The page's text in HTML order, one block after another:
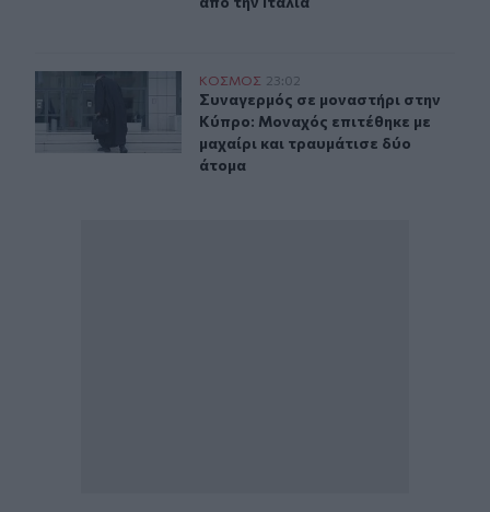
Συναγερμός σε μοναστήρι στην Κύπρο: Μοναχός
ΚΟΣΜΟΣ 23:02
Συναγερμός σε μοναστήρι στην
Συναγερμός σε μοναστήρι στην
Κύπρο: Μοναχός επιτέθηκε με
μαχαίρι και τραυμάτισε δύο
άτομα